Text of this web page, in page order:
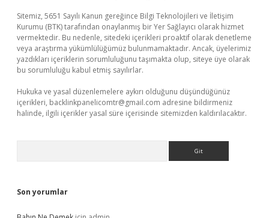
Sitemiz, 5651 Sayılı Kanun gereğince Bilgi Teknolojileri ve İletişim
Kurumu (BTK) tarafından onaylanmış bir Yer Sağlayıcı olarak hizmet
vermektedir. Bu nedenle, sitedeki içerikleri proaktif olarak denetleme
veya araştırma yükümlülüğümüz bulunmamaktadır. Ancak, üyelerimiz
yazdıkları içeriklerin sorumluluğunu taşımakta olup, siteye üye olarak
bu sorumluluğu kabul etmiş sayılırlar.
Hukuka ve yasal düzenlemelere aykırı olduğunu düşündüğünüz
içerikleri, backlinkpanelicomtr@gmail.com adresine bildirmeniz
halinde, ilgili içerikler yasal süre içerisinde sitemizden kaldırılacaktır.
Son yorumlar